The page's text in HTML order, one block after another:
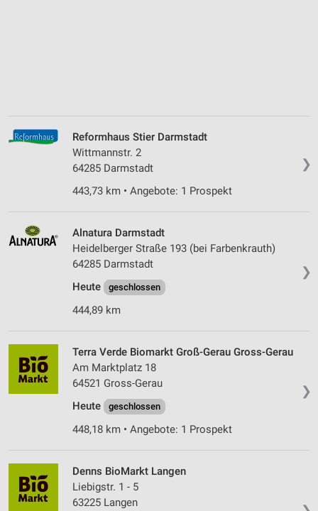
❯
Reformhaus Stier Darmstadt
Wittmannstr. 2
64285 Darmstadt
443,73 km • Angebote: 1 Prospekt
❯
Alnatura Darmstadt
Heidelberger Straße 193 (bei Farbenkrauth)
64285 Darmstadt
Heute
geschlossen
444,89 km
❯
Terra Verde Biomarkt Groß-Gerau Gross-Gerau
Am Marktplatz 18
64521 Gross-Gerau
Heute
geschlossen
448,18 km • Angebote: 1 Prospekt
Denns BioMarkt Langen
Liebigstr. 1 - 5
63225 Langen